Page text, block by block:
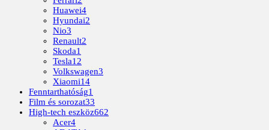
Huawei4
Hyundai2
Nio3
Renault2
Skoda1
Tesla12
Volkswagen3
Xiaomi14
Fenntarthatóság1
Film és sorozat33
High-tech eszköz662
Acer4